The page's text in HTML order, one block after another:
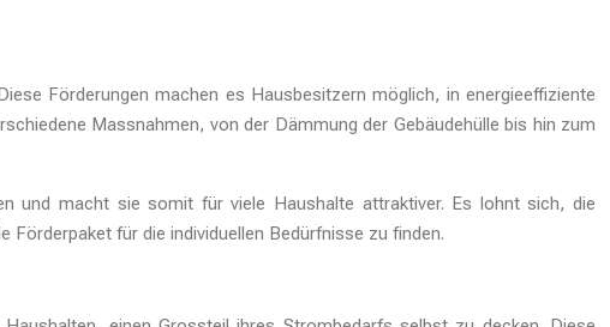
Förderungen machen es Hausbesitzern möglich, in energieeffiziente
Massnahmen, von der Dämmung der Gebäudehülle bis hin zum
und macht sie somit für viele Haushalte attraktiver. Es lohnt sich, die
für die individuellen Bedürfnisse zu finden.